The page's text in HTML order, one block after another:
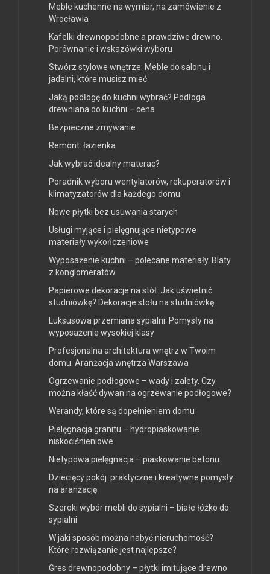
Meble kuchenne na wymiar, na zamówienie z
Wrocławia
Kafelki drewnopodobne a prawdziwe drewno.
Porównanie i wskazówki wyboru
Stwórz stylowe wnętrze: Meble do salonu i
jadalni, które musisz mieć
Jaką podłogę do kuchni wybrać? Podłoga
drewniana do kuchni – cena
Bezpieczne zmywanie.
Remont: łazienka
Jak wybrać idealny materac?
Poradnik wyboru wentylatorów, rekuperatorów i
klimatyzatorów dla każdego domu
Nowe płytki bez usuwania starych
Usługi myjące i pielęgnujące nietypowe
materiały wykończeniowe
Wyposażenie kuchni – polecane materiały. Blaty
z konglomeratów
Papierowe dekoracje na stół. Jak uświetnić
studniówkę? Dekoracje stołu na studniówkę
Luksusowa przemiana sypialni: Pomysły na
wyposażenie wysokiej klasy
Profesjonalna architektura wnętrz w Twoim
domu. Aranżacja wnętrza Warszawa
Ogrzewanie podłogowe – wady i zalety. Czy
można kłaść dywan na ogrzewanie podłogowe?
Werandy, które są dopełnieniem domu
Pielęgnacja granitu – hydropiaskowanie
niskociśnieniowe
Nietypowa pielęgnacja – piaskowanie betonu
Dziecięcy pokój: praktyczne i kreatywne pomysły
na aranżację
Szeroki wybór mebli do sypialni – białe łóżko do
sypialni
W jaki sposób można nabyć nieruchomość?
Które rozwiązanie jest najlepsze?
Gres drewnopodobny – płytki imitujące drewno